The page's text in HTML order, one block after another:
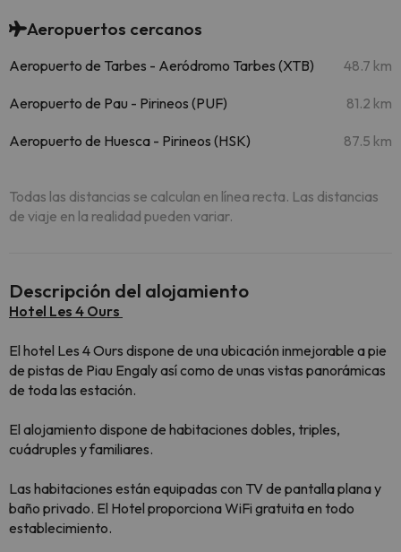
Aeropuertos cercanos
Aeropuerto de Tarbes - Aeródromo Tarbes (XTB) 48.7 km
Aeropuerto de Pau - Pirineos (PUF) 81.2 km
Aeropuerto de Huesca - Pirineos (HSK) 87.5 km
Todas las distancias se calculan en línea recta. Las distancias
de viaje en la realidad pueden variar.
Descripción del alojamiento
Hotel Les 4 Ours
El hotel Les 4 Ours dispone de una ubicación inmejorable a pie
de pistas de Piau Engaly así como de unas vistas panorámicas
de toda las estación.
El alojamiento dispone de habitaciones dobles, triples,
cuádruples y familiares.
Las habitaciones están equipadas con TV de pantalla plana y
baño privado. El Hotel proporciona WiFi gratuita en todo
establecimiento.